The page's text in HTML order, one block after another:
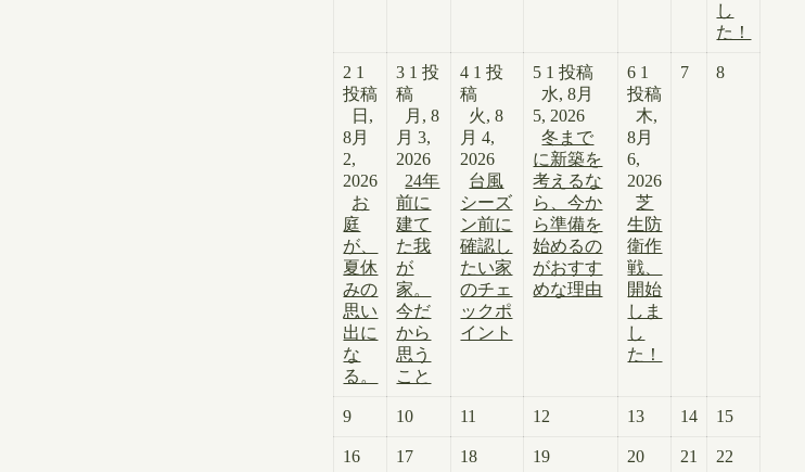
し
た！
2 1
投稿
日,
8月
2,
2026
お
庭
が、
夏休
みの
思い
出に
な
る。
3 1 投
稿
月, 8
月 3,
2026
24年
前に
建て
た我
が
家。
今だ
から
思う
こと
4 1 投
稿
火, 8
月 4,
2026
台風
シーズ
ン前に
確認し
たい家
のチェ
ックポ
イント
5 1 投稿
水, 8月
5, 2026
冬まで
に新築を
考えるな
ら、今か
ら準備を
始めるの
がおすす
めな理由
6 1
投稿
木,
8月
6,
2026
芝
生防
衛作
戦、
開始
しま
し
た！
7 8
9 10 11 12 13 14 15
16 17 18 19 20 21 22